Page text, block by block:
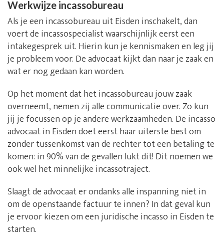
Werkwijze incassobureau
Als je een incassobureau uit Eisden inschakelt, dan
voert de incassospecialist waarschijnlijk eerst een
intakegesprek uit. Hierin kun je kennismaken en leg jij
je probleem voor. De advocaat kijkt dan naar je zaak en
wat er nog gedaan kan worden.
Op het moment dat het incassobureau jouw zaak
overneemt, nemen zij alle communicatie over. Zo kun
jij je focussen op je andere werkzaamheden. De incasso
advocaat in Eisden doet eerst haar uiterste best om
zonder tussenkomst van de rechter tot een betaling te
komen: in 90% van de gevallen lukt dit! Dit noemen we
ook wel het minnelijke incassotraject.
Slaagt de advocaat er ondanks alle inspanning niet in
om de openstaande factuur te innen? In dat geval kun
je ervoor kiezen om een juridische incasso in Eisden te
starten.